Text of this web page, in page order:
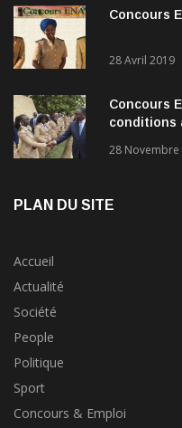
Concours
28 Avril 2019
Concours
conditions
28 Novembre
PLAN DU SITE
Accueil
Actualité
Société
People
Politique
Sport
Concours & Emploi